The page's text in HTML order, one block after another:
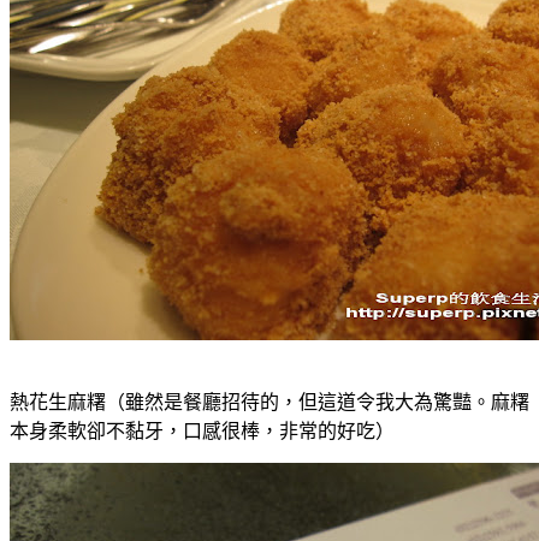
熱花生麻糬（雖然是餐廳招待的，但這道令我大為驚豔。麻糬
本身柔軟卻不黏牙，口感很棒，非常的好吃）